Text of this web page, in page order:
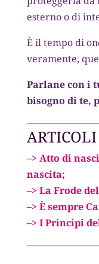
esterno o di
È il tempo di
veramente,
Parlane con i
bisogno di te,
–> Atto di
nascita;
–> La Frode
–> È sempre
–> I Principi